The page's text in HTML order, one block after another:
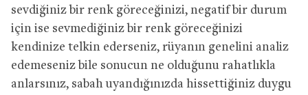
sevdiğiniz bir renk göreceğinizi, negatif bir durum
için ise sevmediğiniz bir renk göreceğinizi
kendinize telkin ederseniz, rüyanın genelini analiz
edemeseniz bile sonucun ne olduğunu rahatlıkla
anlarsınız, sabah uyandığınızda hissettiğiniz duygu